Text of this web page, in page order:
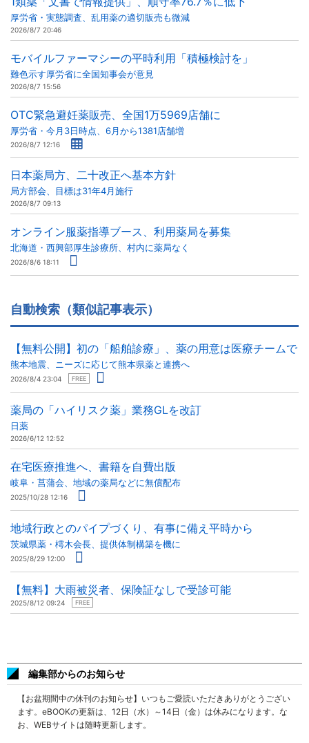
厚労省・実態調査、乱用薬の適切販売も微減
2026/8/7 20:46
モバイルファーマシーの平時利用「積極検討を」
難色示す厚労省に全国知事会が意見
2026/8/7 15:56
OTC緊急避妊薬販売、全国1万5969店舗に
厚労省・今月3日時点、6月から1381店舗増
2026/8/7 12:16
日本薬局方、二十改正へ基本方針
局方部会、目標は31年4月施行
2026/8/7 09:13
オンライン服薬指導ブース、利用薬局を募集
北海道・西興部厚生診療所、村内に薬局なく
2026/8/6 18:11
自動検索（類似記事表示）
【無料公開】初の「船舶診療」、薬の用意は医療チームで
熊本地震、ニーズに応じて熊本県薬と連携へ
2026/8/4 23:04 FREE
薬局の「ハイリスク薬」業務GLを改訂
日薬
2026/6/12 12:52
在宅医療推進へ、書籍を自費出版
岐阜・菖蒲会、地域の薬局などに無償配布
2025/10/28 12:16
地域行政とのパイプづくり、有事に備え平時から
茨城県薬・樗木会長、提供体制構築を機に
2025/8/29 12:00
【無料】大雨被災者、保険証なしで受診可能
2025/8/12 09:24 FREE
編集部からのお知らせ
【お盆期間中の休刊のお知らせ】いつもご愛読いただきありがとうござい
ます。eBOOKの更新は、12日（水）～14日（金）は休みになります。な
お、WEBサイトは随時更新します。